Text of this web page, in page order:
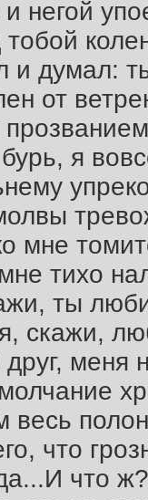
негой
и думал:
от
я
мне
тихо
ты
скажи,
меня
весь
что
что